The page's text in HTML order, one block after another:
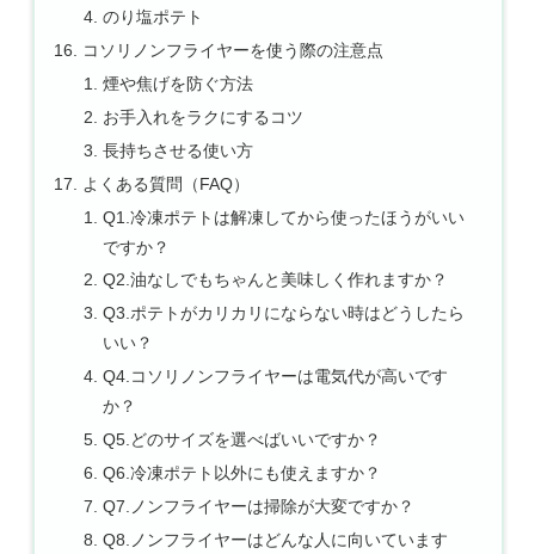
のり塩ポテト
コソリノンフライヤーを使う際の注意点
煙や焦げを防ぐ方法
お手入れをラクにするコツ
長持ちさせる使い方
よくある質問（FAQ）
Q1.冷凍ポテトは解凍してから使ったほうがいい
ですか？
Q2.油なしでもちゃんと美味しく作れますか？
Q3.ポテトがカリカリにならない時はどうしたら
いい？
Q4.コソリノンフライヤーは電気代が高いです
か？
Q5.どのサイズを選べばいいですか？
Q6.冷凍ポテト以外にも使えますか？
Q7.ノンフライヤーは掃除が大変ですか？
Q8.ノンフライヤーはどんな人に向いています